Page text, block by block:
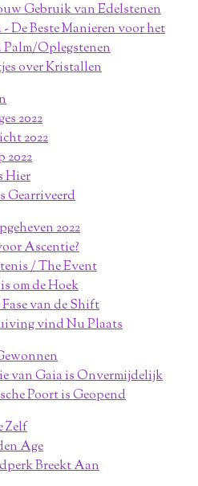
Gebruik van Edelstenen
De Beste Manieren voor het
Oplegstenen
over Kristallen
2022
2022
2022
Hier
Gearriveerd
2022
Ascentie?
/ The Event
om de Hoek
van de Shift
vind Nu Plaats
van Gaia is Onvermijdelijk
Poort is Geopend
Zelf
Age
Breekt Aan